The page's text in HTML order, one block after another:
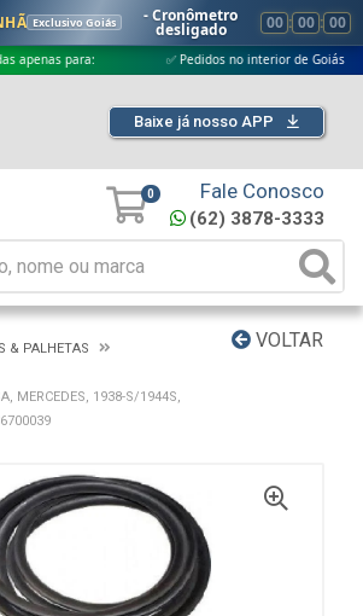
Exclusivo Goiás - Cronômetro
desligado 00 : 00 : 00
para: ✅ Pedidos no interior de Goiás
Baixe já nosso APP
0 Fale Conosco
(62) 3878-3333
VOLTAR
& PALHETAS
MERCEDES, 1938-S/1944S,